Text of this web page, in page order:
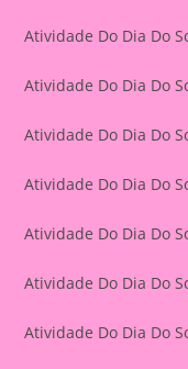
Atividade Do Dia Do
Atividade Do Dia Do
Atividade Do Dia Do
Atividade Do Dia Do
Atividade Do Dia Do
Atividade Do Dia Do
Atividade Do Dia Do